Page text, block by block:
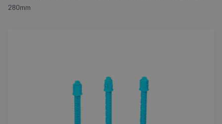
280mm